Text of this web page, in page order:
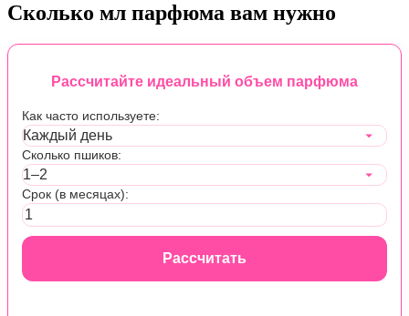
Сколько мл парфюма вам нужно
Рассчитайте идеальный объем парфюма
Как часто используете:
Сколько пшиков:
Срок (в месяцах):
Рассчитать